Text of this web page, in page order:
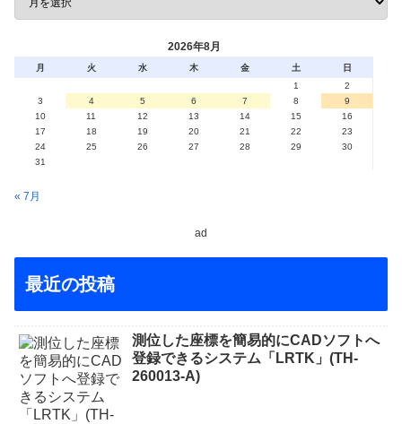
2026年8月
月 火 水 木 金 土
日
1
2
3
4 5 6 7 8
9
10
11 12 13 14 15
16
17
18 19 20 21 22
23
24
25 26 27 28 29
30
31
« 7月
ad
最近の投稿
測位した座標を簡易的にCADソフトへ
登録できるシステム「LRTK」(TH-
260013-A)